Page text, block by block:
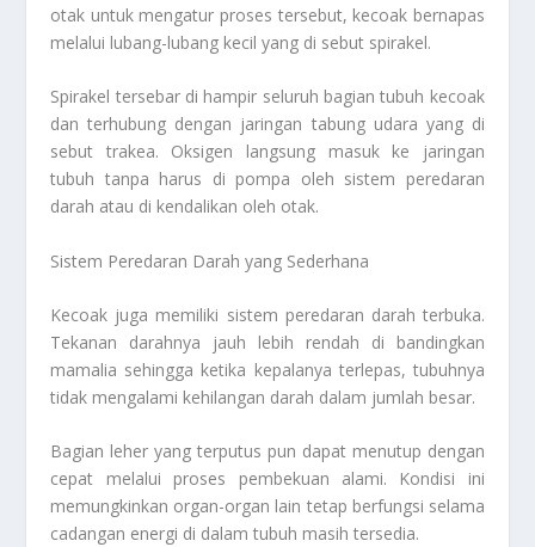
otak untuk mengatur proses tersebut, kecoak bernapas
melalui lubang-lubang kecil yang di sebut spirakel.
Spirakel tersebar di hampir seluruh bagian tubuh kecoak
dan terhubung dengan jaringan tabung udara yang di
sebut trakea. Oksigen langsung masuk ke jaringan
tubuh tanpa harus di pompa oleh sistem peredaran
darah atau di kendalikan oleh otak.
Sistem Peredaran Darah yang Sederhana
Kecoak juga memiliki sistem peredaran darah terbuka.
Tekanan darahnya jauh lebih rendah di bandingkan
mamalia sehingga ketika kepalanya terlepas, tubuhnya
tidak mengalami kehilangan darah dalam jumlah besar.
Bagian leher yang terputus pun dapat menutup dengan
cepat melalui proses pembekuan alami. Kondisi ini
memungkinkan organ-organ lain tetap berfungsi selama
cadangan energi di dalam tubuh masih tersedia.